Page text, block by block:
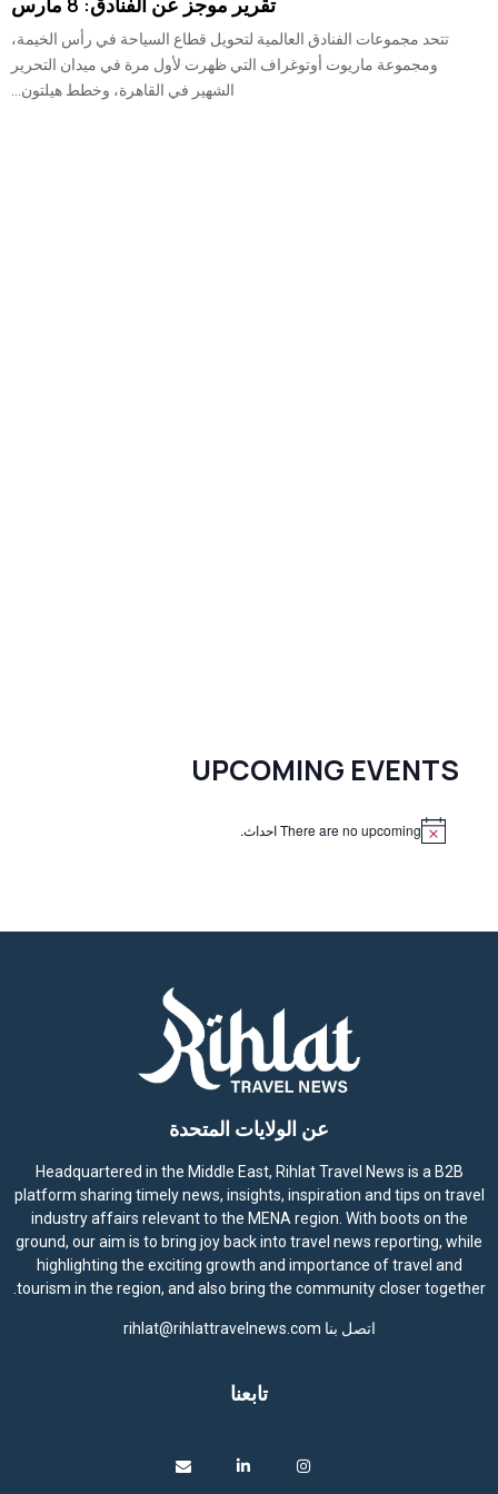
تتحد مجموعات الفنادق العالمية لتحويل قطاع السياحة في رأس الخيمة،
ومجموعة ماريوت أوتوغراف التي ظهرت لأول مرة في ميدان التحرير
الشهير في القاهرة، وخطط هيلتون...
UPCOMING EVENTS
There are no upcoming احداث.
عن الولايات المتحدة
Headquartered in the Middle East, Rihlat Travel News is a B2B
platform sharing timely news, insights, inspiration and tips on travel
industry affairs relevant to the MENA region. With boots on the
ground, our aim is to bring joy back into travel news reporting, while
highlighting the exciting growth and importance of travel and
tourism in the region, and also bring the community closer together.
اتصل بنا rihlat@rihlattravelnews.com
تابعنا